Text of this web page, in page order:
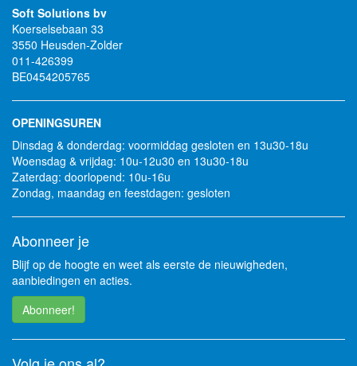
Soft Solutions bv
Koerselsebaan 33
3550 Heusden-Zolder
011-426399
BE0454205765
OPENINGSUREN
Dinsdag & donderdag: voormiddag gesloten en 13u30-18u
Woensdag & vrijdag: 10u-12u30 en 13u30-18u
Zaterdag: doorlopend: 10u-16u
Zondag, maandag en feestdagen: gesloten
Abonneer je
Blijf op de hoogte en weet als eerste de nieuwigheden,
aanbiedingen en acties.
Abonneer!